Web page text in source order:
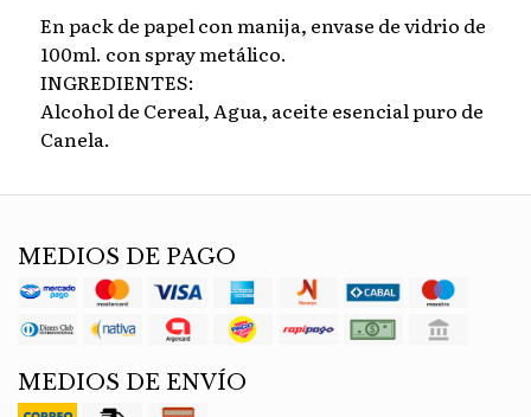
En pack de papel con manija, envase de vidrio de
100ml. con spray metálico.
INGREDIENTES:
Alcohol de Cereal, Agua, aceite esencial puro de
Canela.
MEDIOS DE PAGO
MEDIOS DE ENVÍO